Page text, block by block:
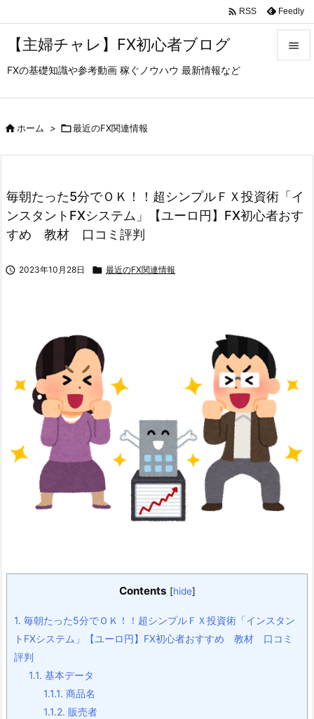
【主婦チャレ】FX初心者ブログ
FXの基礎知識や参考動画 稼ぐノウハウ 最新情報など

次へ

 RSS Feedly
ホーム > 最近のFX関連情報
毎朝たった5分でＯＫ！！超シンプルＦＸ投資術「イ
ンスタントFXシステム」【ユーロ円】FX初心者おす
すめ 教材 口コミ評判
 2023年10月28日  最近のFX関連情報
Contents [hide]
1. 毎朝たった5分でＯＫ！！超シンプルＦＸ投資術「インスタン
トFXシステム」【ユーロ円】FX初心者おすすめ 教材 口コミ
評判
1.1. 基本データ
1.1.1. 商品名
1.1.2. 販売者